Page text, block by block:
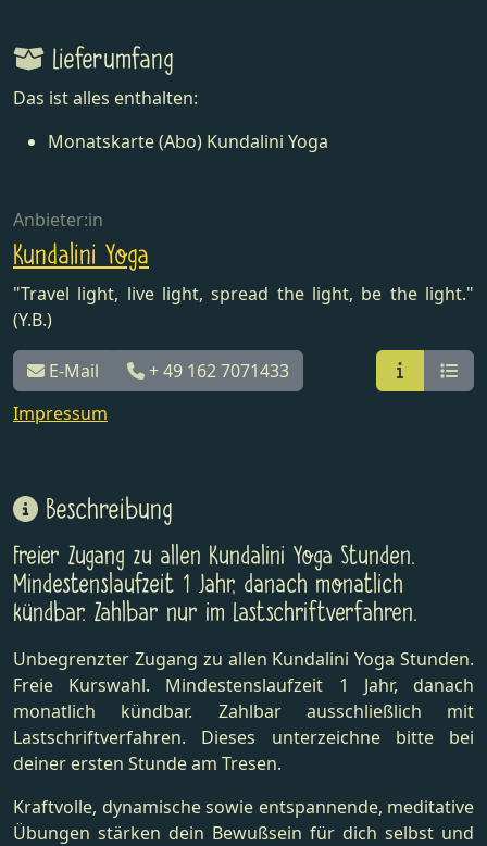
Lieferumfang
Das ist alles enthalten:
Monatskarte (Abo) Kundalini Yoga
Anbieter:in
Kundalini Yoga
"Travel light, live light, spread the light, be the light."
(Y.B.)
E-Mail
+ 49 162 7071433
Impressum
Beschreibung
Freier Zugang zu allen Kundalini Yoga Stunden.
Mindestenslaufzeit 1 Jahr, danach monatlich
kündbar. Zahlbar nur im Lastschriftverfahren.
Unbegrenzter Zugang zu allen Kundalini Yoga Stunden.
Freie Kurswahl. Mindestenslaufzeit 1 Jahr, danach
monatlich kündbar. Zahlbar ausschließlich mit
Lastschriftverfahren. Dieses unterzeichne bitte bei
deiner ersten Stunde am Tresen.
Kraftvolle, dynamische sowie entspannende, meditative
Übungen stärken dein Bewußsein für dich selbst und